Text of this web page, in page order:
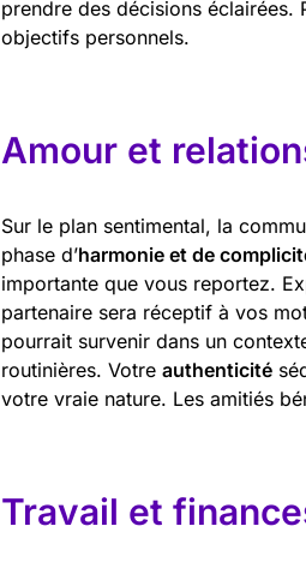
prendre des décisions éclairées.
objectifs personnels.
Amour et
Sur le plan sentimental, la
phase d’harmonie et de
importante que vous reportez.
partenaire sera réceptif à vos
pourrait survenir dans un
routinières. Votre authenticité
votre vraie nature. Les amitiés
Travail et